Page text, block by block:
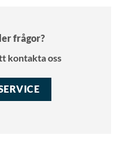
frågor?
kontakta oss